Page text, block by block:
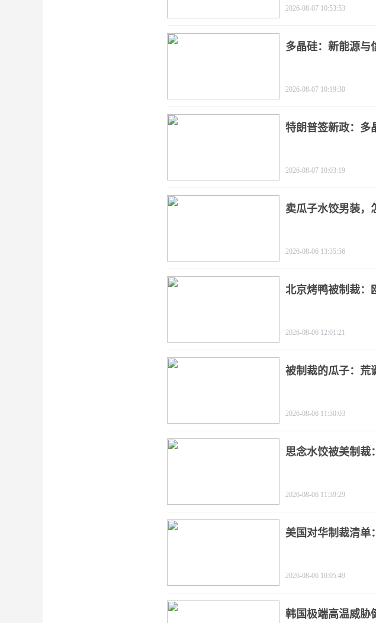
2026-08-07 10:53:53
多晶硅：新能源与
2026-08-07 10:19:30
特朗普签新政：多
2026-08-07 10:03:19
卖瓜子水饺男装，
2026-08-06 13:35:56
北京烤鸭被制裁：
2026-08-06 12:01:21
被制裁的瓜子：荒
2026-08-06 11:30:03
思念水饺被美制裁
2026-08-06 11:39:29
美国对华制裁清单
2026-08-06 10:05:49
韩国极端高温威胁